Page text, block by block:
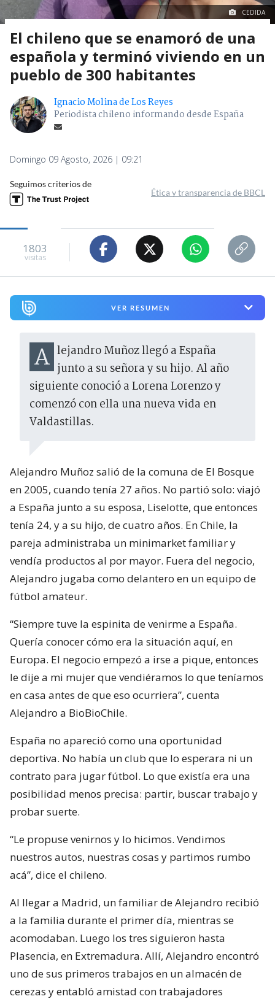
CEDIDA
El chileno que se enamoró de una
española y terminó viviendo en un
pueblo de 300 habitantes
Ignacio Molina de Los Reyes
Periodista chileno informando desde España
Domingo 09 Agosto, 2026 | 09:21
Seguimos criterios de
Ética y transparencia de BBCL
1803
visitas
VER RESUMEN
Alejandro Muñoz llegó a España junto a su señora y su hijo. Al año
siguiente conoció a Lorena Lorenzo y
comenzó con ella una nueva vida en
Valdastillas.
Alejandro Muñoz salió de la comuna de El Bosque
en 2005, cuando tenía 27 años. No partió solo: viajó
a España junto a su esposa, Liselotte, que entonces
tenía 24, y a su hijo, de cuatro años. En Chile, la
pareja administraba un minimarket familiar y
vendía productos al por mayor. Fuera del negocio,
Alejandro jugaba como delantero en un equipo de
fútbol amateur.
“Siempre tuve la espinita de venirme a España.
Quería conocer cómo era la situación aquí, en
Europa. El negocio empezó a irse a pique, entonces
le dije a mi mujer que vendiéramos lo que teníamos
en casa antes de que eso ocurriera”, cuenta
Alejandro a BioBioChile.
España no apareció como una oportunidad
deportiva. No había un club que lo esperara ni un
contrato para jugar fútbol. Lo que existía era una
posibilidad menos precisa: partir, buscar trabajo y
probar suerte.
“Le propuse venirnos y lo hicimos. Vendimos
nuestros autos, nuestras cosas y partimos rumbo
acá”, dice el chileno.
Al llegar a Madrid, un familiar de Alejandro recibió
a la familia durante el primer día, mientras se
acomodaban. Luego los tres siguieron hasta
Plasencia, en Extremadura. Allí, Alejandro encontró
uno de sus primeros trabajos en un almacén de
cerezas y entabló amistad con trabajadores